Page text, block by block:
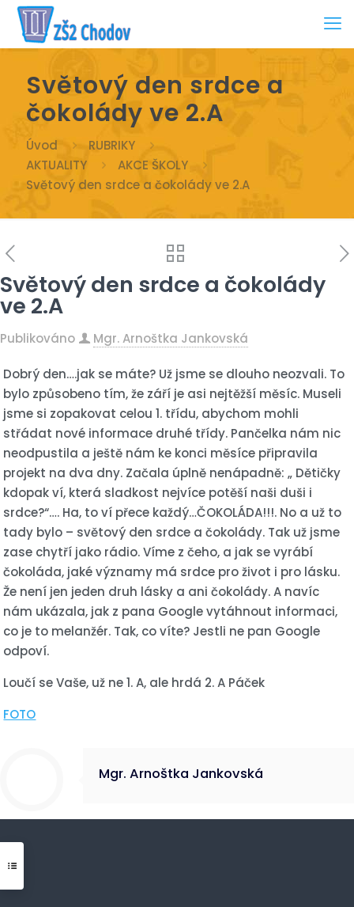
Světový den srdce a
čokolády ve 2.A
Úvod
RUBRIKY
AKTUALITY
AKCE ŠKOLY
Světový den srdce a čokolády ve 2.A
Světový den srdce a čokolády
ve 2.A
Publikováno Mgr. Arnoštka Jankovská
Dobrý den….jak se máte? Už jsme se dlouho neozvali. To
bylo způsobeno tím, že září je asi nejtěžší měsíc. Museli
jsme si zopakovat celou 1. třídu, abychom mohli
střádat nové informace druhé třídy. Pančelka nám nic
neodpustila a ještě nám ke konci měsíce připravila
projekt na dva dny. Začala úplně nenápadně: „ Dětičky
kdopak ví, která sladkost nejvíce potěší naši duši i
srdce?“…. Ha, to ví přece každý…ČOKOLÁDA!!!. No a už to
tady bylo – světový den srdce a čokolády. Tak už jsme
zase chytří jako rádio. Víme z čeho, a jak se vyrábí
čokoláda, jaké významy má srdce pro život i pro lásku.
Že není jen jeden druh lásky a ani čokolády. A navíc
nám ukázala, jak z pana Google vytáhnout informaci,
co je to melanžér. Tak, co víte? Jestli ne pan Google
odpoví.
Loučí se Vaše, už ne 1. A, ale hrdá 2. A Páček
FOTO
Mgr. Arnoštka Jankovská